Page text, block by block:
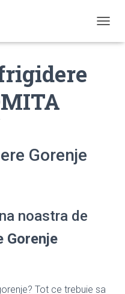
Gorenje
noastra de
Gorenje
Tot ce trebuie sa